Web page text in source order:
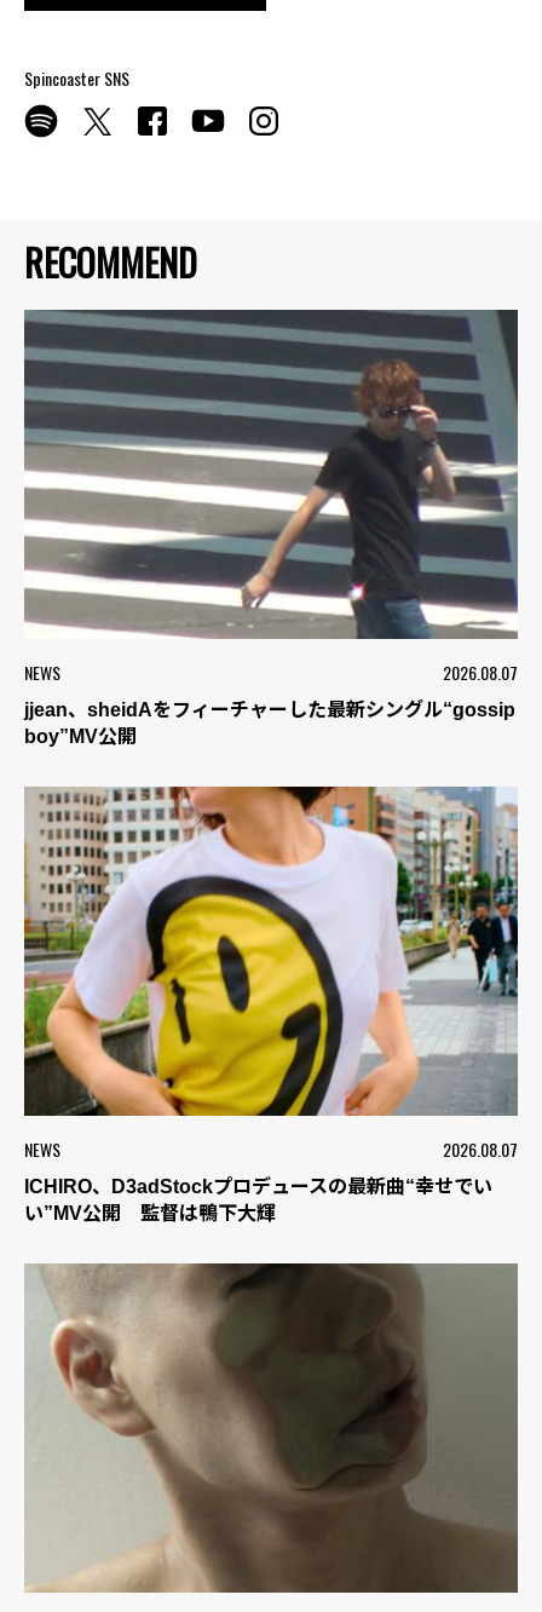
RECOMMEND
NEWS 2026.08.07
jjean、sheidAをフィーチャーした最新シングル“gossip
boy”MV公開
NEWS 2026.08.07
ICHIRO、D3adStockプロデュースの最新曲“幸せでい
い”MV公開 監督は鴨下大輝
Spincoaster SNS